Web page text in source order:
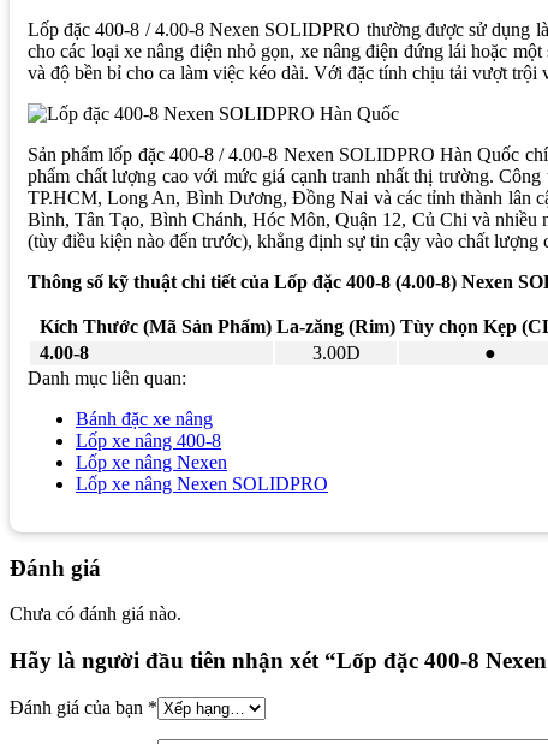
Lốp đặc 400-8 / 4.00-8 Nexen SOLIDPRO thường được sử dụng
cho các loại xe nâng điện nhỏ gọn, xe nâng điện đứng lái hoặc
và độ bền bỉ cho ca làm việc kéo dài. Với đặc tính chịu tải vượt trội
Sản phẩm lốp đặc 400-8 / 4.00-8 Nexen SOLIDPRO Hàn Quốc
phẩm chất lượng cao với mức giá cạnh tranh nhất thị trường.
TP.HCM, Long An, Bình Dương, Đồng Nai và các tỉnh thành lân
Bình, Tân Tạo, Bình Chánh, Hóc Môn, Quận 12, Củ Chi và nhiều
(tùy điều kiện nào đến trước), khẳng định sự tin cậy vào chất
Thông số kỹ thuật chi tiết của Lốp đặc 400-8 (4.00-8) Nexen
Kích Thước (Mã Sản Phẩm) La-zăng (Rim) Tùy chọn Kẹp
4.00-8
3.00D ●
Danh mục liên quan:
Bánh đặc xe nâng
Lốp xe nâng 400-8
Lốp xe nâng Nexen
Lốp xe nâng Nexen SOLIDPRO
Đánh giá
Chưa có đánh giá nào.
Hãy là người đầu tiên nhận xét “Lốp đặc 400-8
Đánh giá của bạn *